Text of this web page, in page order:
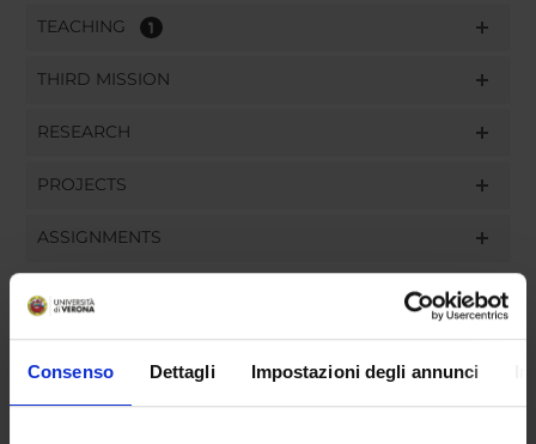
Consenso Dettagli Impostazioni degli annunci
TEACHING 1
THIRD MISSION
RESEARCH
PROJECTS
ASSIGNMENTS
ORGANISATION